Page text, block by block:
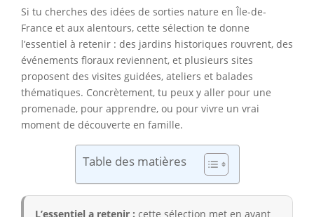
Si tu cherches des idées de sorties nature en Île-de-
France et aux alentours, cette sélection te donne
l’essentiel à retenir : des jardins historiques rouvrent, des
événements floraux reviennent, et plusieurs sites
proposent des visites guidées, ateliers et balades
thématiques. Concrètement, tu peux y aller pour une
promenade, pour apprendre, ou pour vivre un vrai
moment de découverte en famille.
Table des matières
L’essentiel a retenir : cette sélection met en avant